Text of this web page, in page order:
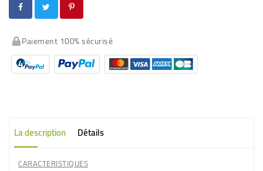
Paiement 100% sécurisé
La description Détails
CARACTERISTIQUES